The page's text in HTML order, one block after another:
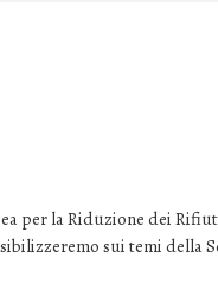
per la Riduzione dei
sui temi della